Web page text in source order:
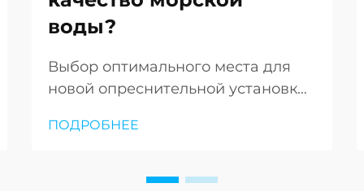
воды?
Выбор оптимального места для
новой опреснительной установки
важных решений на этапах
поскольку напрямую влияет на
ПОДРОБНЕЕ